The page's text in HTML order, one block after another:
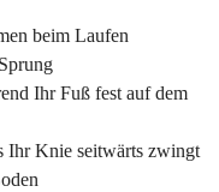
beim Laufen
Ihr Fuß fest auf dem
Ihr Knie seitwärts zwingt